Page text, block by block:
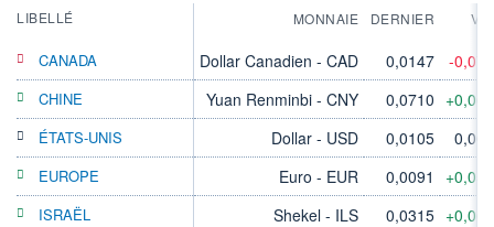
LIBELLÉ MONNAIE DERNIER
CANADA Dollar Canadien - CAD 0,0147 -
CHINE Yuan Renminbi - CNY 0,0710
ÉTATS-UNIS Dollar - USD 0,0105
EUROPE Euro - EUR 0,0091
ISRAËL Shekel - ILS 0,0315